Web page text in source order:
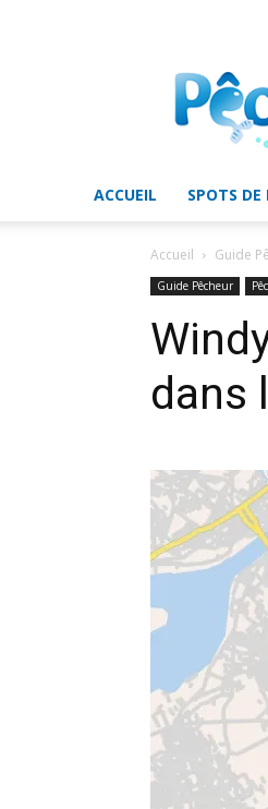
ACCUEIL SPOTS DE
Accueil Guide
Guide Pêcheur
dans